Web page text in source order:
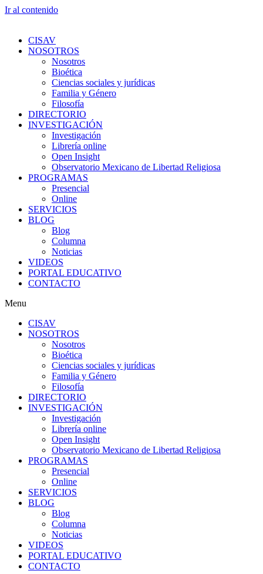
Ir al contenido
CISAV
NOSOTROS
Nosotros
Bioética
Ciencias sociales y jurídicas
Familia y Género
Filosofía
DIRECTORIO
INVESTIGACIÓN
Investigación
Librería online
Open Insight
Observatorio Mexicano de Libertad Religiosa
PROGRAMAS
Presencial
Online
SERVICIOS
BLOG
Blog
Columna
Noticias
VIDEOS
PORTAL EDUCATIVO
CONTACTO
Menu
CISAV
NOSOTROS
Nosotros
Bioética
Ciencias sociales y jurídicas
Familia y Género
Filosofía
DIRECTORIO
INVESTIGACIÓN
Investigación
Librería online
Open Insight
Observatorio Mexicano de Libertad Religiosa
PROGRAMAS
Presencial
Online
SERVICIOS
BLOG
Blog
Columna
Noticias
VIDEOS
PORTAL EDUCATIVO
CONTACTO